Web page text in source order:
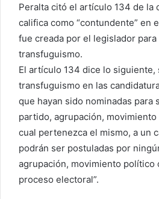
Peralta citó el artículo 134 de la
califica como “contundente” en
fue creada por el legislador
transfuguismo.
El artículo 134 dice lo siguiente,
transfuguismo en las
que hayan sido nominadas para
partido, agrupación,
cual pertenezca el mismo, a un
podrán ser postuladas por
agrupación, movimiento político
proceso electoral”.